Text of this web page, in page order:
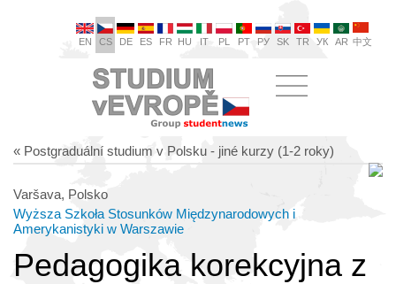
EN CS DE ES FR HU IT PL PT РУ SK TR УК AR 中文
« Postgraduální studium v Polsku - jiné kurzy (1-2 roky)
Varšava, Polsko
Wyższa Szkoła Stosunków Międzynarodowych i
Amerykanistyki w Warszawie
Pedagogika korekcyjna z